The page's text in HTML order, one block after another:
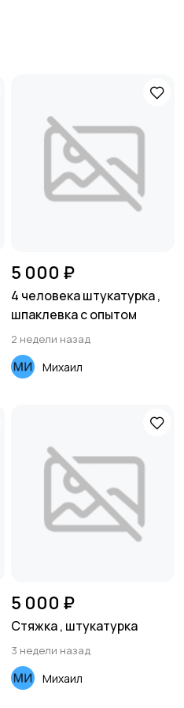
5 000 ₽
4 человека штукатурка ,
шпаклевка с опытом
2 недели назад
Михаил
5 000 ₽
Стяжка , штукатурка
3 недели назад
Михаил